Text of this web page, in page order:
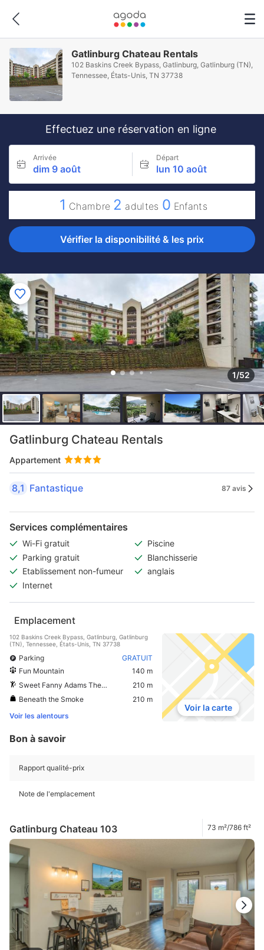
Gatlinburg Chateau Rentals
102 Baskins Creek Bypass, Gatlinburg, Gatlinburg (TN),
Tennessee, États-Unis, TN 37738
Effectuez une réservation en ligne
Arrivée
dim 9 août
Départ
lun 10 août
1 Chambre 2 adultes 0 Enfants
Vérifier la disponibilité & les prix
1/52
Gatlinburg Chateau Rentals
Appartement
8,1 Fantastique 87 avis
Services complémentaires
Wi-Fi gratuit
Piscine
Parking gratuit
Blanchisserie
Etablissement non-fumeur
anglais
Internet
Emplacement
102 Baskins Creek Bypass, Gatlinburg, Gatlinburg
(TN), Tennessee, États-Unis, TN 37738
Parking
GRATUIT
Fun Mountain
140 m
Sweet Fanny Adams Theatre
210 m
Beneath the Smoke
210 m
Voir les alentours
Voir la carte
Bon à savoir
Rapport qualité-prix
Note de l'emplacement
Gatlinburg Chateau 103 73 m²/786 ft²